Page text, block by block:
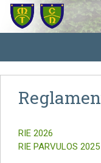
RIE 2026
RIE PARVULOS 2025